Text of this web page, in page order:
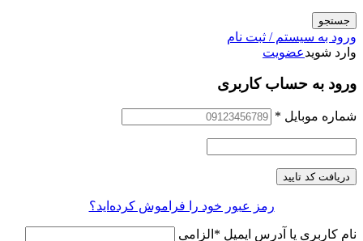
جستجو
ورود به سیستم / ثبت نام
وارد شویدعضویت
ورود به حساب کاربری
شماره موبایل *
دریافت کد تایید
رمز عبور خود را فراموش کرده‌اید؟
نام کاربری یا آدرس ایمیل * الزامی